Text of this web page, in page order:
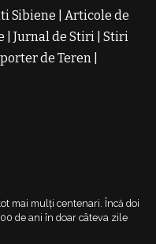
Sibiene
Articole de
Jurnal de Stiri Stiri
de Teren
mai mulți centenari. Încă doi
de ani în doar câteva zile